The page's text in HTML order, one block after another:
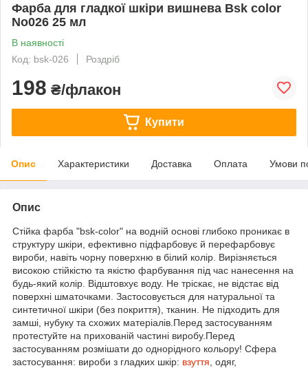
Фарба для гладкої шкіри вишнева Bsk color
No026 25 мл
В наявності
Код: bsk-026
Роздріб
198 ₴/флакон
Купити
Опис Характеристики Доставка Оплата Умови
Опис
Стійка фарба "bsk-color" на водній основі глибоко проникає в
структуру шкіри, ефективно підфарбовує й перефарбовує
вироби, навіть чорну поверхню в білий колір. Вирізняється
високою стійкістю та якістю фарбування під час нанесення на
будь-який колір. Відштовхує воду. Не тріскає, не відстає від
поверхні шматочками. Застосовується для натуральної та
синтетичної шкіри (без покриття), тканин. Не підходить для
замші, нубуку та схожих матеріалів.Перед застосуванням
протестуйте на прихованій частині виробу.Перед
застосуванням розмішати до однорідного кольору! Сфера
застосування: вироби з гладких шкір: взуття , одяг,